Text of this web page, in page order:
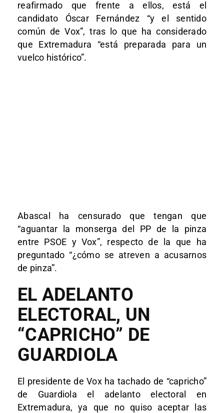
reafirmado que frente a ellos, está el
candidato Óscar Fernández “y el sentido
común de Vox”, tras lo que ha considerado
que Extremadura “está preparada para un
vuelco histórico”.
Abascal ha censurado que tengan que
“aguantar la monserga del PP de la pinza
entre PSOE y Vox”, respecto de la que ha
preguntado “¿cómo se atreven a acusarnos
de pinza”.
EL ADELANTO
ELECTORAL, UN
“CAPRICHO” DE
GUARDIOLA
El presidente de Vox ha tachado de “capricho”
de Guardiola el adelanto electoral en
Extremadura, ya que no quiso aceptar las